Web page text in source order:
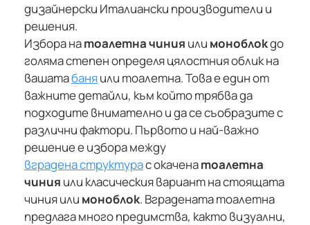
дизайнерски Италиански производители и
решения.
Избора натоалетна чиния или моноблокдо
голяма степен определя цялостния облик на
вашатабаняили тоалетна. Това е един от
важните детайли, към който трябва да
подходите внимателно и да се съобразите с
различни фактори. Първото и най-важно
решение е избора между
вградена структурас окаченатоалетна
чиния или класическия вариант на стоящата
чиния или моноблок. Вградената тоалетна
предлага много предимства, както визуални,